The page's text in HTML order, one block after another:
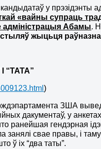
у прэзідэнты
«вайны супраць
адміністрацыя Абамы.
жыцьця
“ТАТА”
)
ЗША
дакументаў, у анкетах
ранейшая гендэрная
занялі свае правы, і
ў іх “два таты”.